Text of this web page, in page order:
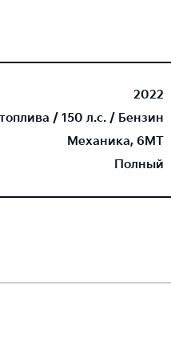
2022
/ 150 л.с. / Бензин
Механика, 6MT
Полный